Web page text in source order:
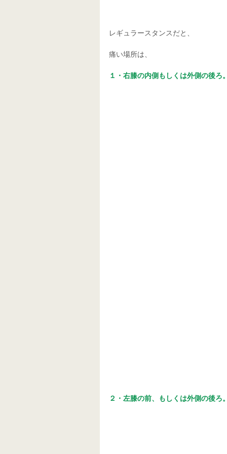
レギュラースタンスだと、
痛い場所は、
１・右膝の内側もしくは外側の後ろ
２・左膝の前、もしくは外側の後ろ